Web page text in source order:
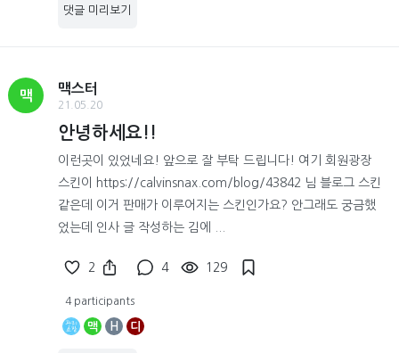
댓글 미리보기
맥
맥스터
21.05.20
안녕하세요!!
이런곳이 있었네요! 앞으로 잘 부탁 드립니다! 여기 회원광장
스킨이 https://calvinsnax.com/blog/43842 님 블로그 스킨
같은데 이거 판매가 이루어지는 스킨인가요? 안그래도 궁금했
었는데 인사 글 작성하는 김에 ...
2 4 129
4 participants
맥 H 디